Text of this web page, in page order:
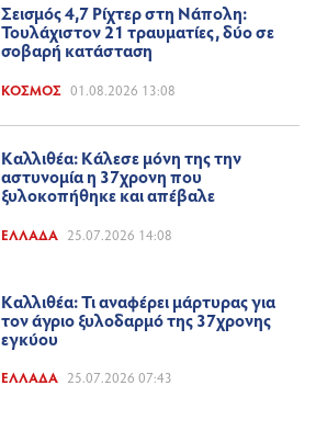
Σεισμός 4,7 Ρίχτερ στη Νάπολη:
Τουλάχιστον 21 τραυματίες, δύο σε
σοβαρή κατάσταση
ΚΌΣΜΟΣ 01.08.2026 13:08
Καλλιθέα: Κάλεσε μόνη της την
αστυνομία η 37χρονη που
ξυλοκοπήθηκε και απέβαλε
ΕΛΛΆΔΑ 25.07.2026 14:08
Καλλιθέα: Τι αναφέρει μάρτυρας για
τον άγριο ξυλοδαρμό της 37χρονης
εγκύου
ΕΛΛΆΔΑ 25.07.2026 07:43